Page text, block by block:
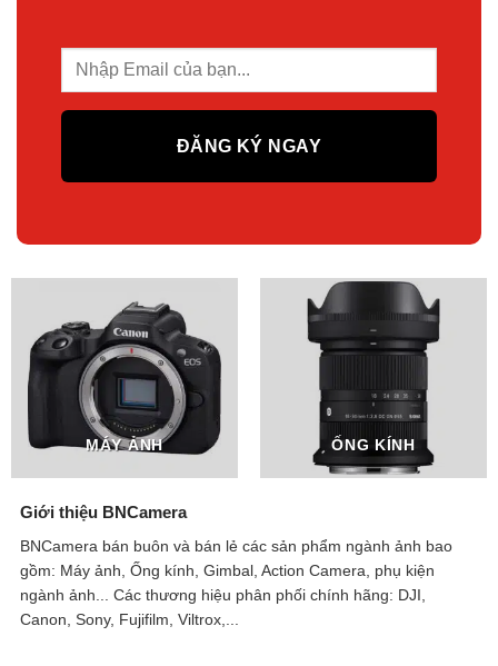
MÁY ẢNH ỐNG KÍNH
Giới thiệu BNCamera
BNCamera bán buôn và bán lẻ các sản phẩm ngành ảnh bao
gồm: Máy ảnh, Ống kính, Gimbal, Action Camera, phụ kiện
ngành ảnh...
Các thương hiệu phân phối chính hãng: DJI,
Canon, Sony, Fujifilm, Viltrox,...